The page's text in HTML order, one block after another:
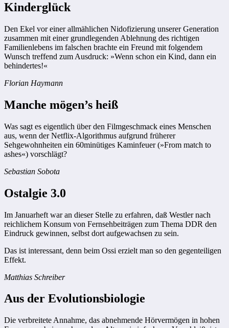
Kinderglück
Den Ekel vor einer allmählichen Nidofizierung unserer Generation
zusammen mit einer grundlegenden Ablehnung des richtigen
Familienlebens im falschen brachte ein Freund mit folgendem
Wunsch treffend zum Ausdruck: »Wenn schon ein Kind, dann ein
behindertes!«
Florian Haymann
Manche mögen’s heiß
Was sagt es eigentlich über den Filmgeschmack eines Menschen
aus, wenn der Netflix-Algorithmus aufgrund früherer
Sehgewohnheiten ein 60minütiges Kaminfeuer (»From match to
ashes«) vorschlägt?
Sebastian Sobota
Ostalgie 3.0
Im Januarheft war an dieser Stelle zu erfahren, daß Westler nach
reichlichem Konsum von Fernsehbeiträgen zum Thema DDR den
Eindruck gewinnen, selbst dort aufgewachsen zu sein.
Das ist interessant, denn beim Ossi erzielt man so den gegenteiligen
Effekt.
Matthias Schreiber
Aus der Evolutionsbiologie
Die verbreitete Annahme, das abnehmende Hörvermögen in hohen